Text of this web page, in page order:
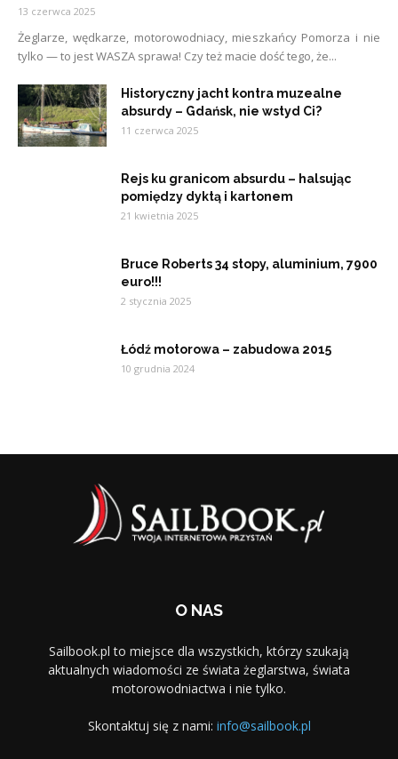
13 czerwca 2025
Żeglarze, wędkarze, motorowodniacy, mieszkańcy Pomorza i nie
tylko — to jest WASZA sprawa! Czy też macie dość tego, że...
Historyczny jacht kontra muzealne
absurdy – Gdańsk, nie wstyd Ci?
11 czerwca 2025
Rejs ku granicom absurdu – halsując
pomiędzy dyktą i kartonem
21 kwietnia 2025
Bruce Roberts 34 stopy, aluminium, 7900
euro!!!
2 stycznia 2025
Łódź motorowa – zabudowa 2015
10 grudnia 2024
O NAS
Sailbook.pl to miejsce dla wszystkich, którzy szukają
aktualnych wiadomości ze świata żeglarstwa, świata
motorowodniactwa i nie tylko.
Skontaktuj się z nami: info@sailbook.pl